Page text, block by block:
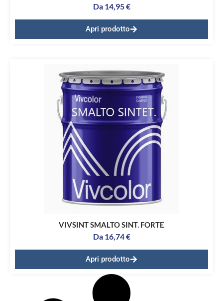
Da 14,95€
Apri prodotto
VIVSINT SMALTO SINT. FORTE
Da 16,74€
Apri prodotto